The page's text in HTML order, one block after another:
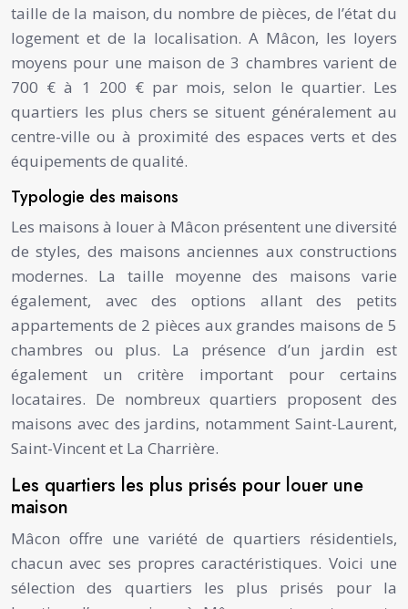
taille de la maison, du nombre de pièces, de l’état du
logement et de la localisation. A Mâcon, les loyers
moyens pour une maison de 3 chambres varient de
700 € à 1 200 € par mois, selon le quartier. Les
quartiers les plus chers se situent généralement au
centre-ville ou à proximité des espaces verts et des
équipements de qualité.
Typologie des maisons
Les maisons à louer à Mâcon présentent une diversité
de styles, des maisons anciennes aux constructions
modernes. La taille moyenne des maisons varie
également, avec des options allant des petits
appartements de 2 pièces aux grandes maisons de 5
chambres ou plus. La présence d’un jardin est
également un critère important pour certains
locataires. De nombreux quartiers proposent des
maisons avec des jardins, notamment Saint-Laurent,
Saint-Vincent et La Charrière.
Les quartiers les plus prisés pour louer une
maison
Mâcon offre une variété de quartiers résidentiels,
chacun avec ses propres caractéristiques. Voici une
sélection des quartiers les plus prisés pour la